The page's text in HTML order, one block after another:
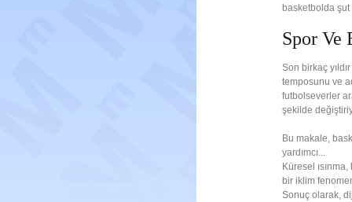
basketbolda
Spor
Son birkaç
temposunu ve
futbolseverler
şekilde
Bu makale,
yardımcı...
Küresel
bir iklim
Sonuç olarak,